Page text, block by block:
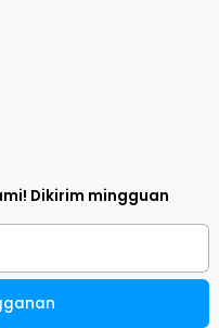
Dikirim mingguan